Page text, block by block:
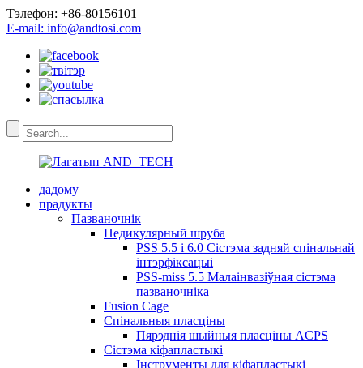
Тэлефон: +86-80156101
E-mail: info@andtosi.com
дадому
прадукты
Пазваночнік
Педикулярный шруба
PSS 5.5 і 6.0 Сістэма задняй спінальнай
інтэрфіксацыі
PSS-miss 5.5 Малаінвазіўная сістэма
пазваночніка
Fusion Cage
Спінальныя пласціны
Пярэднія шыйныя пласціны ACPS
Сістэма кіфапластыкі
Інструменты для кіфапластыкі